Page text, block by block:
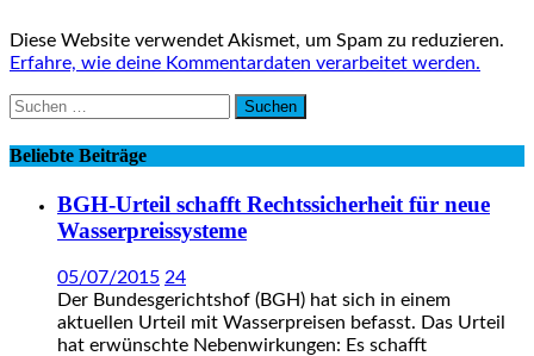
Diese Website verwendet Akismet, um Spam zu reduzieren.
Erfahre, wie deine Kommentardaten verarbeitet werden.
Suchen
Beliebte Beiträge
BGH-Urteil schafft Rechtssicherheit für neue
Wasserpreissysteme
05/07/2015 24
Der Bundesgerichtshof (BGH) hat sich in einem
aktuellen Urteil mit Wasserpreisen befasst. Das Urteil
hat erwünschte Nebenwirkungen: Es schafft